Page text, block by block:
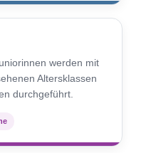
werden mit
Altersklassen
durchgeführt.